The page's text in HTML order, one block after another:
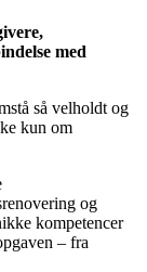
med
så velholdt og
kun om
og
kompetencer
– fra